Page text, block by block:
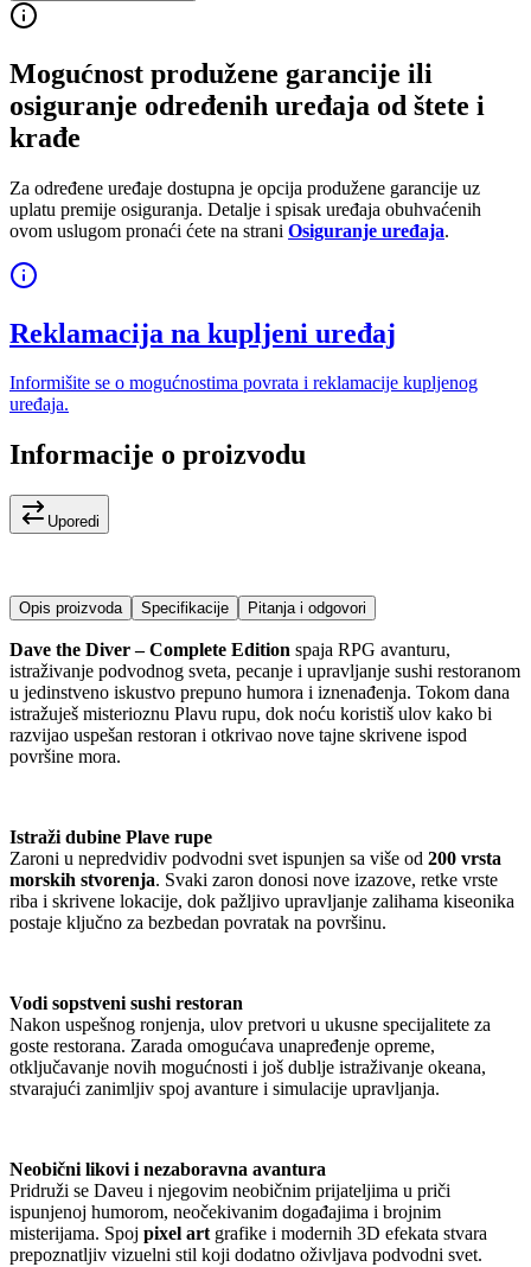
Mogućnost produžene garancije ili
osiguranje određenih uređaja od štete i
krađe
Za određene uređaje dostupna je opcija produžene garancije uz
uplatu premije osiguranja. Detalje i spisak uređaja obuhvaćenih
ovom uslugom pronaći ćete na strani Osiguranje uređaja.
Reklamacija na kupljeni uređaj
Informišite se o mogućnostima povrata i reklamacije kupljenog
uređaja.
Informacije o proizvodu
Uporedi
Opis proizvoda Specifikacije Pitanja i odgovori
Dave the Diver – Complete Edition spaja RPG avanturu,
istraživanje podvodnog sveta, pecanje i upravljanje sushi restoranom
u jedinstveno iskustvo prepuno humora i iznenađenja. Tokom dana
istražuješ misterioznu Plavu rupu, dok noću koristiš ulov kako bi
razvijao uspešan restoran i otkrivao nove tajne skrivene ispod
površine mora.
Istraži dubine Plave rupe
Zaroni u nepredvidiv podvodni svet ispunjen sa više od 200 vrsta
morskih stvorenja. Svaki zaron donosi nove izazove, retke vrste
riba i skrivene lokacije, dok pažljivo upravljanje zalihama kiseonika
postaje ključno za bezbedan povratak na površinu.
Vodi sopstveni sushi restoran
Nakon uspešnog ronjenja, ulov pretvori u ukusne specijalitete za
goste restorana. Zarada omogućava unapređenje opreme,
otključavanje novih mogućnosti i još dublje istraživanje okeana,
stvarajući zanimljiv spoj avanture i simulacije upravljanja.
Neobični likovi i nezaboravna avantura
Pridruži se Daveu i njegovim neobičnim prijateljima u priči
ispunjenoj humorom, neočekivanim događajima i brojnim
misterijama. Spoj pixel art grafike i modernih 3D efekata stvara
prepoznatljiv vizuelni stil koji dodatno oživljava podvodni svet.